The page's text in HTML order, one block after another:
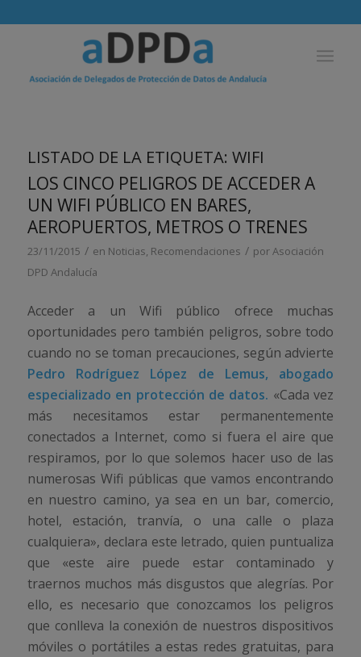
LISTADO DE LA ETIQUETA: WIFI
LOS CINCO PELIGROS DE ACCEDER A
UN WIFI PÚBLICO EN BARES,
AEROPUERTOS, METROS O TRENES
23/11/2015 / en Noticias, Recomendaciones / porAsociación
DPD Andalucía
Acceder a un Wifi público ofrece muchas
oportunidades pero también peligros, sobre todo
cuando no se toman precauciones, según advierte
Pedro Rodríguez López de Lemus, abogado
especializado en protección de datos. «Cada vez
más necesitamos estar permanentemente
conectados a Internet, como si fuera el aire que
respiramos, por lo que solemos hacer uso de las
numerosas Wifi públicas que vamos encontrando
en nuestro camino, ya sea en un bar, comercio,
hotel, estación, tranvía, o una calle o plaza
cualquiera», declara este letrado, quien puntualiza
que «este aire puede estar contaminado y
traernos muchos más disgustos que alegrías. Por
ello, es necesario que conozcamos los peligros
que conlleva la conexión de nuestros dispositivos
móviles o portátiles a estas redes gratuitas, para